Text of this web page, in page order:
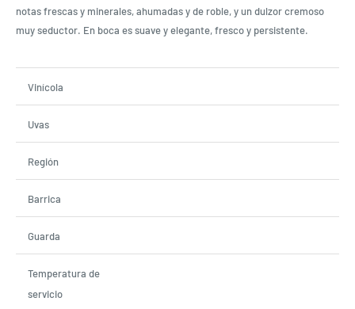
notas frescas y minerales, ahumadas y de roble, y un dulzor cremoso
muy seductor. En boca es suave y elegante, fresco y persistente.
Vinícola
Uvas
Región
Barrica
Guarda
Temperatura de
servicio